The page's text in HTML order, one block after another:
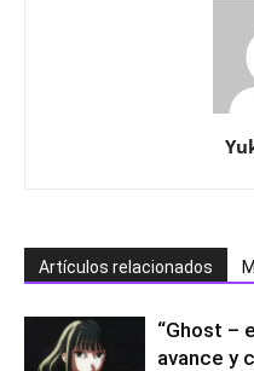
Artículos relacionados
“Ghost –
avance y